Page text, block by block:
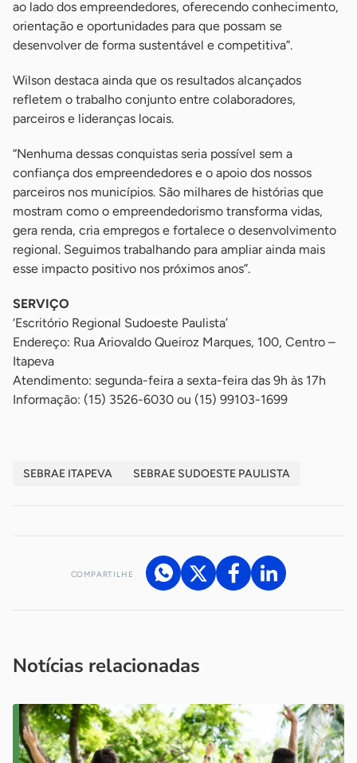
ao lado dos empreendedores, oferecendo conhecimento,
orientação e oportunidades para que possam se
desenvolver de forma sustentável e competitiva”.
Wilson destaca ainda que os resultados alcançados
refletem o trabalho conjunto entre colaboradores,
parceiros e lideranças locais.
“Nenhuma dessas conquistas seria possível sem a
confiança dos empreendedores e o apoio dos nossos
parceiros nos municípios. São milhares de histórias que
mostram como o empreendedorismo transforma vidas,
gera renda, cria empregos e fortalece o desenvolvimento
regional. Seguimos trabalhando para ampliar ainda mais
esse impacto positivo nos próximos anos”.
SERVIÇO
‘Escritório Regional Sudoeste Paulista’
Endereço: Rua Ariovaldo Queiroz Marques, 100, Centro –
Itapeva
Atendimento: segunda-feira a sexta-feira das 9h às 17h
Informação: (15) 3526-6030 ou (15) 99103-1699
SEBRAE ITAPEVA SEBRAE SUDOESTE PAULISTA
COMPARTILHE
Notícias relacionadas